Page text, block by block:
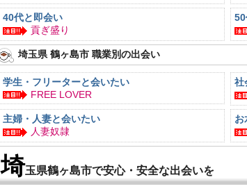
40代と即会い
貢ぎ盛り
埼玉県 鶴ヶ島市 職業別の出会い
学生・フリーターと会いたい
FREE LOVER
社
主婦・人妻と会いたい
人妻奴隷
お
埼玉県鶴ヶ島市で安心・安全な出会いを